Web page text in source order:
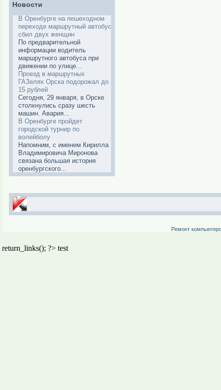
Новости
В Оренбурге на пешеходном
переходе маршрутный автобус
сбил двух женщин
По предварительной
информации водитель
маршрутного автобуса при
движении по улице...
Проезд в маршрутных
ГАЗелях Орска подорожал до
15 рублей
Сегодня, 29 января, в Орске
столкнулись сразу шесть
машин. Авария...
В Оренбурге пройдет
городской турнир по
волейболу
Напомним, с именем Кирилла
Владимировича Миронова
связана большая история
оренбургского...
Ремонт
return_links(); ?> test